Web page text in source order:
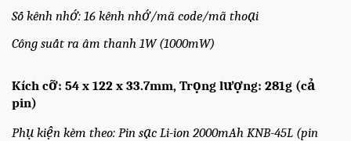
Số kênh nhớ: 16 kênh nhớ/mã code/mã thoại
Công suất ra âm thanh 1W (1000mW)
Kích cỡ: 54 x 122 x 33.7mm, Trọng lượng: 281g (cả
pin)
Phụ kiện kèm theo: Pin sạc Li-ion 2000mAh KNB-45L (pin